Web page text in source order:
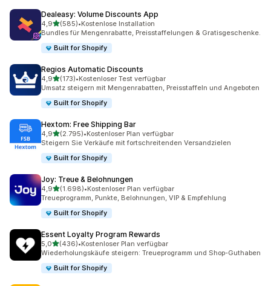
Dealeasy: Volume Discounts App
4,9von 5 Sternen
(585)
585 Rezensionen insgesamt
•Kostenlose Installation
Bundles für Mengenrabatte, Preisstaffelungen & Gratisgeschenke.
Built for Shopify
Regios Automatic Discounts
4,9von 5 Sternen
(173)
173 Rezensionen insgesamt
•Kostenloser Test verfügbar
Umsatz steigern mit Mengenrabatten, Preisstaffeln und Angeboten
Built for Shopify
Hextom: Free Shipping Bar
4,9von 5 Sternen
(2.795)
2795 Rezensionen insgesamt
•Kostenloser Plan verfügbar
Steigern Sie Verkäufe mit fortschreitenden Versandzielen
Built for Shopify
Joy: Treue & Belohnungen
4,9von 5 Sternen
(1.698)
1698 Rezensionen insgesamt
•Kostenloser Plan verfügbar
Treueprogramm, Punkte, Belohnungen, VIP & Empfehlung
Built for Shopify
Essent Loyalty Program Rewards
5,0von 5 Sternen
(436)
436 Rezensionen insgesamt
•Kostenloser Plan verfügbar
Wiederholungskäufe steigern: Treueprogramm und Shop-Guthaben
Built for Shopify